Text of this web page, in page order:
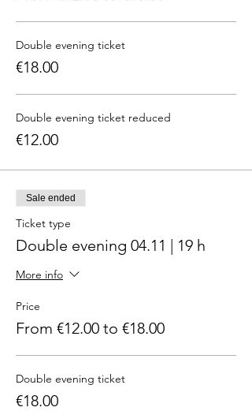
Double evening ticket
€18.00
Double evening ticket reduced
€12.00
Sale ended
Ticket type
Double evening 04.11 | 19 h
More info
Price
From €12.00 to €18.00
Double evening ticket
€18.00